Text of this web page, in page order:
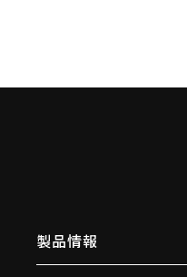
製品情報